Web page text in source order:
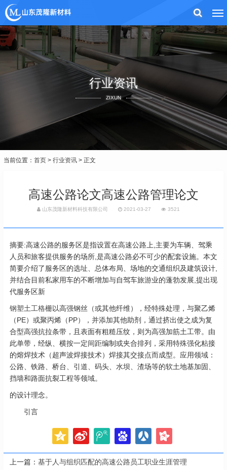
行业资讯
ZIXUN
当前位置： 首页 > 行业资讯 > 正文
高速公路论文高速公路管理论文
山东茂隆新材料科技有限公司 2021-03-27 3521
摘要:高速公路的服务区是指设置在高速公路上,主要为车辆、驾乘
人员和旅客提供服务的场所,是高速公路必不可少的配套设施。本文
简要介绍了服务区的选址、总体布局、场地的交通组织及建筑设计,
并结合目前私家用车的不断增加与自驾车旅游业的蓬勃发展,提出现
代服务区新
钢塑土工格栅以高强钢丝（或其他纤维），经特殊处理，与聚乙烯
（PE）或聚丙烯（PP），并添加其他助剂，通过挤出使之成为复
合型高强抗拉条带，且表面有粗糙压纹，则为高强加筋土工带。由
此单带，经纵、横按一定间距编制或夹合排列，采用特殊强化粘接
的熔焊技术（超声波焊接技术）焊接其交接点而成型。应用领域：
公路、铁路、桥台、引道、码头、水坝、渣场等的软土地基加固、
挡墙和路面抗裂工程等领域。
的设计理念。
引言
上一篇： 基于人与组织匹配的高速公路员工职业生涯管理